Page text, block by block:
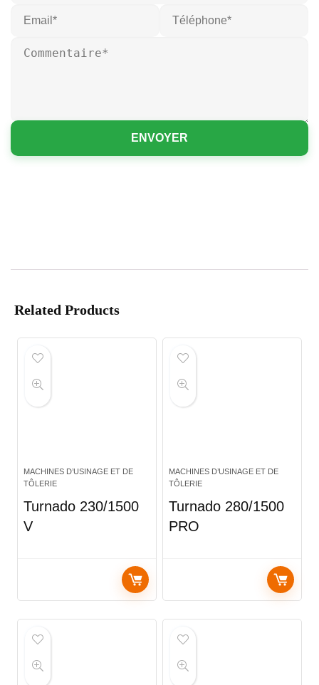
ENVOYER
Related Products
MACHINES D’USINAGE ET DE
TÔLERIE
Turnado 230/1500
V
MACHINES D’USINAGE ET DE
TÔLERIE
Turnado 280/1500
PRO